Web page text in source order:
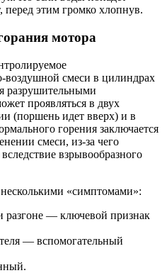
перед этим громко хлопнув.
мотора
воздушной смеси в цилиндрах
разрушительными
проявляться в двух
(поршень идет вверх) и в
горения заключается
смеси, из-за чего
взрывообразного
несколькими «симптомами»:
разгоне — ключевой признак
— вспомогательный